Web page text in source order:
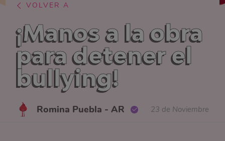
VOLVER A
¡Manos a la obra
para detener el
bullying!
Romina Puebla - AR 23 de Noviembre